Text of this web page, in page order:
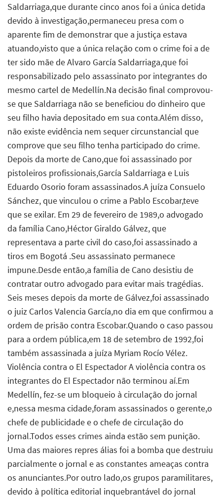
Saldarriaga,que durante cinco anos foi a única detida
devido à investigação,permaneceu presa com o
aparente fim de demonstrar que a justiça estava
atuando,visto que a única relação com o crime foi a de
ter sido mãe de Alvaro García Saldarriaga,que foi
responsabilizado pelo assassinato por integrantes do
mesmo cartel de Medellín.Na decisão final comprovou-
se que Saldarriaga não se beneficiou do dinheiro que
seu filho havia depositado em sua conta.Além disso,
não existe evidência nem sequer circunstancial que
comprove que seu filho tenha participado do crime.
Depois da morte de Cano,que foi assassinado por
pistoleiros profissionais,García Saldarriaga e Luis
Eduardo Osorio foram assassinados.A juíza Consuelo
Sánchez, que vinculou o crime a Pablo Escobar,teve
que se exilar. Em 29 de fevereiro de 1989,o advogado
da família Cano,Héctor Giraldo Gálvez, que
representava a parte civil do caso,foi assassinado a
tiros em Bogotá .Seu assassinato permanece
impune.Desde então,a família de Cano desistiu de
contratar outro advogado para evitar mais tragédias.
Seis meses depois da morte de Gálvez,foi assassinado
o juiz Carlos Valencia García,no dia em que confirmou a
ordem de prisão contra Escobar.Quando o caso passou
para a ordem pública,em 18 de setembro de 1992,foi
também assassinada a juíza Myriam Rocío Vélez.
Violência contra o El Espectador A violência contra os
integrantes do El Espectador não terminou aí.Em
Medellín, fez-se um bloqueio à circulação do jornal
e,nessa mesma cidade,foram assassinados o gerente,o
chefe de publicidade e o chefe de circulação do
jornal.Todos esses crimes ainda estão sem punição.
Uma das maiores repres álias foi a bomba que destruiu
parcialmente o jornal e as constantes ameaças contra
os anunciantes.Por outro lado,os grupos paramilitares,
devido à política editorial inquebrantável do jornal